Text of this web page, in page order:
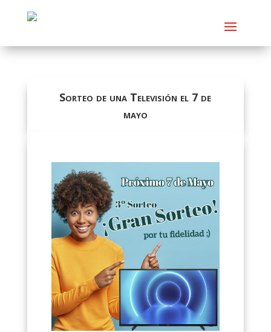
Sorteo de una Televisión el 7 de
mayo